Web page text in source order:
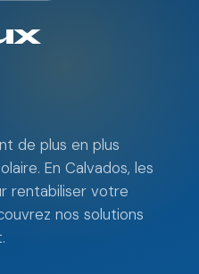
de plus en plus
En Calvados, les
rentabiliser votre
nos solutions